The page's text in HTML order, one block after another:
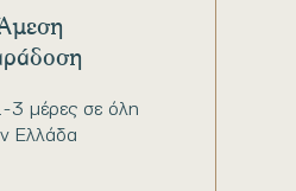
3 μέρες σε όλη
Ελλάδα